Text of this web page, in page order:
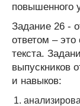
повышенного
Задание 26 -
ответом – это
текста.
выпускников
и навыков: